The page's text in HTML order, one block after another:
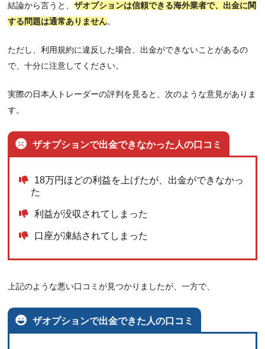
6.2 海外バイナリーオプション大学の公式LINEで無料
相談
7 【真相解明】ザオプションは出金拒否しない？まと
め
結論から言うと、 ザオプションは信頼できる海外業者で、出金に関
する問題は通常ありません。
ただし、利用規約に違反した場合、出金ができないことがあるの
で、十分に注意してください。
実際の日本人トレーダーの評判を見ると、次のような意見がありま
す。
ザオプションで出金できなかった人の口コミ
18万円ほどの利益を上げたが、出金ができなかっ
た
利益が没収されてしまった
口座が凍結されてしまった
上記のような悪い口コミが見つかりましたが、一方で、
ザオプションで出金できた人の口コミ